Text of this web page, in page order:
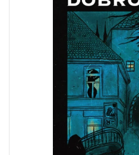
UDŽBENIKE!
POSEBNA